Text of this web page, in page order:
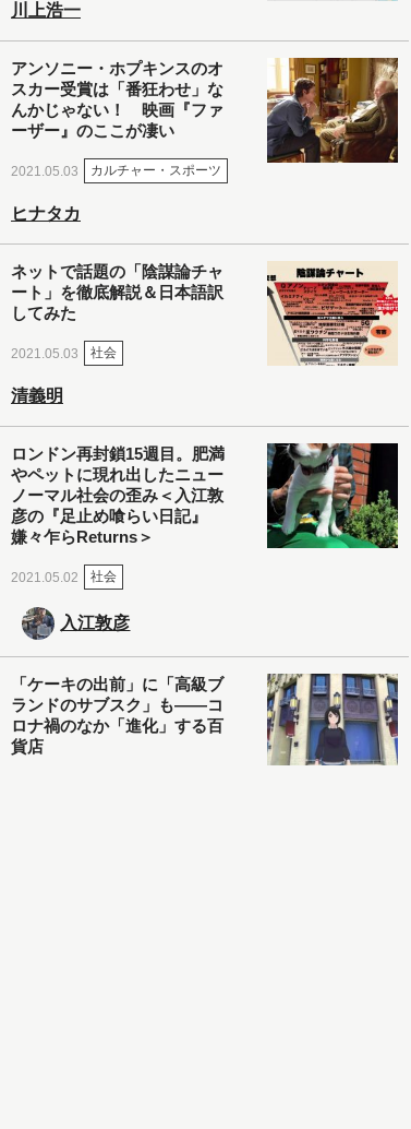
川上浩一
アンソニー・ホプキンスのオ
スカー受賞は「番狂わせ」な
んかじゃない！ 映画『ファ
ーザー』のここが凄い
2021.05.03 カルチャー・スポーツ
ヒナタカ
ネットで話題の「陰謀論チャ
ート」を徹底解説＆日本語訳
してみた
2021.05.03 社会
清義明
ロンドン再封鎖15週目。肥満
やペットに現れ出したニュー
ノーマル社会の歪み＜入江敦
彦の『足止め喰らい日記』
嫌々乍らReturns＞
2021.05.02 社会
入江敦彦
「ケーキの出前」に「高級ブ
ランドのサブスク」も――コ
ロナ禍のなか「進化」する百
貨店